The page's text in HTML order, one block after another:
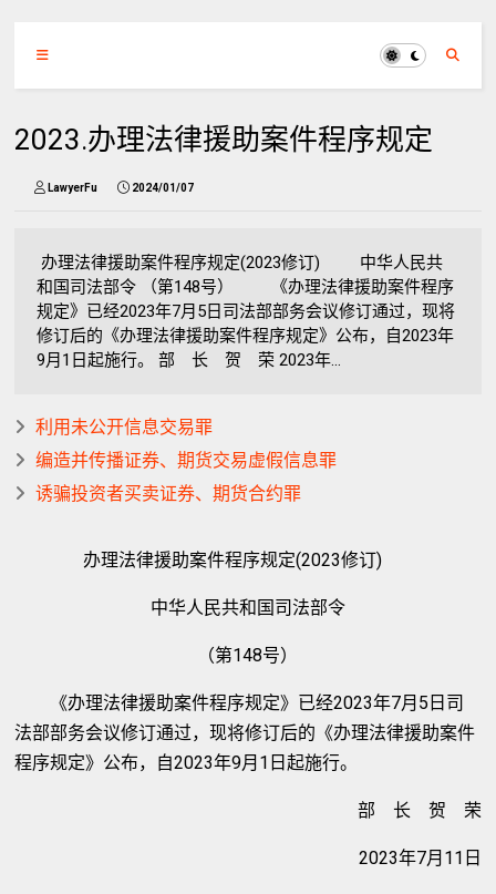
2023.办理法律援助案件程序规定
LawyerFu 2024/01/07
办理法律援助案件程序规定(2023修订) 中华人民共
和国司法部令 （第148号） 《办理法律援助案件程序
规定》已经2023年7月5日司法部部务会议修订通过，现将
修订后的《办理法律援助案件程序规定》公布，自2023年
9月1日起施行。 部 长 贺 荣 2023年...
利用未公开信息交易罪
编造并传播证券、期货交易虚假信息罪
诱骗投资者买卖证券、期货合约罪
办理法律援助案件程序规定(2023修订)
中华人民共和国司法部令
（第148号）
《办理法律援助案件程序规定》已经2023年7月5日司
法部部务会议修订通过，现将修订后的《办理法律援助案件
程序规定》公布，自2023年9月1日起施行。
部 长 贺 荣
2023年7月11日